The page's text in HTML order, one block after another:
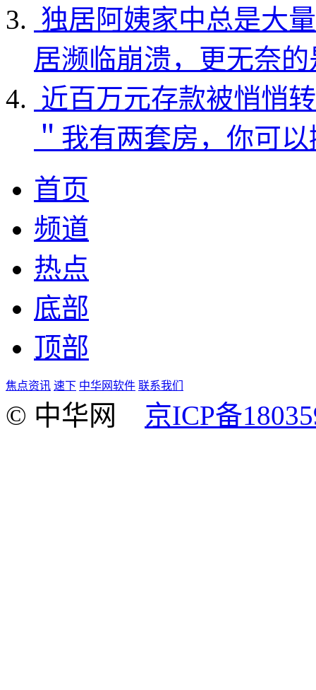
独居阿姨家中总是大
居濒临崩溃，更无奈
近百万元存款被悄悄
＂我有两套房，你可
首页
频道
热点
底部
顶部
焦点资讯 速下 中华网软件 联系我们
© 中华网 京ICP备